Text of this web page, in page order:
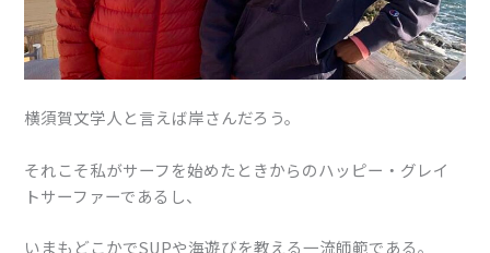
横須賀文学人と言えば岸さんだろう。
それこそ私がサーフを始めたときからのハッピー・グレイ
トサーファーであるし、
いまもどこかでSUPや海遊びを教える一流師範である。